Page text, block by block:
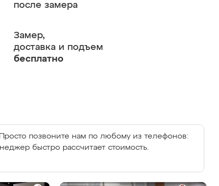
после замера
Замер,
доставка и подъем
бесплатно
позвоните нам по любому из телефонов:
быстро рассчитает стоимость.